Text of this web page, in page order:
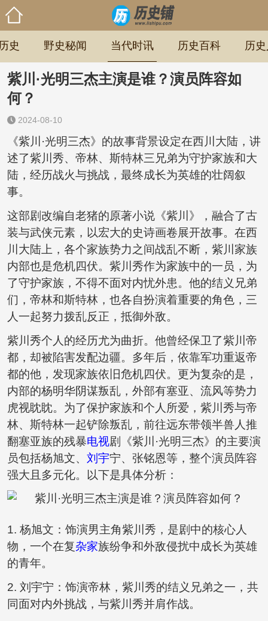
史 野史秘闻 当代时讯 历史百科 历
紫川·光明三杰主演是谁？演员阵容如
何？
2024-08-10
《紫川·光明三杰》的故事背景设定在西川大陆，讲
述了紫川秀、帝林、斯特林三兄弟为守护家族和大
陆，经历战火与挑战，最终成长为英雄的壮阔叙
事。
这部剧改编自老猪的原著小说《紫川》，融合了古
装与武侠元素，以宏大的史诗画卷展开故事。在西
川大陆上，各个家族势力之间战乱不断，紫川家族
内部也是危机四伏。紫川秀作为家族中的一员，为
了守护家族，不得不面对内忧外患。他的结义兄弟
们，帝林和斯特林，也各自扮演着重要的角色，三
人一起努力拨乱反正，抵御外敌。
紫川秀个人的经历尤为曲折。他曾经保卫了紫川帝
都，却被陷害发配边疆。多年后，依靠军功重返帝
都的他，发现家族依旧危机四伏。更为复杂的是，
内部的杨明华阴谋叛乱，外部有塞亚、流风等势力
虎视眈眈。为了保护家族和个人所爱，紫川秀与帝
林、斯特林一起铲除叛乱，前往远东带领半兽人推
翻塞亚族的残暴电视剧《紫川·光明三杰》的主要演
员包括杨旭文、 刘宇宁、张铭恩等，整个演员阵容
强大且多元化。以下是具体分析：
1. 杨旭文：饰演男主角紫川秀，是剧中的核心人
物，一个在复杂家族纷争和外敌侵扰中成长为英雄
的青年。
2. 刘宇宁：饰演帝林，紫川秀的结义兄弟之一，共
同面对内外挑战，与紫川秀并肩作战。